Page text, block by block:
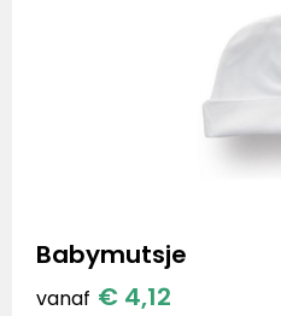
Babymutsje
vanaf € 4,12